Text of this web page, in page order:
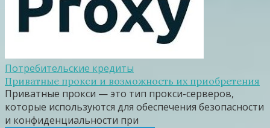
Потребительские кредиты
Приватные прокси и возможность их приобретения
Приватные прокси — это тип прокси-серверов,
которые используются для обеспечения безопасности
и конфиденциальности при